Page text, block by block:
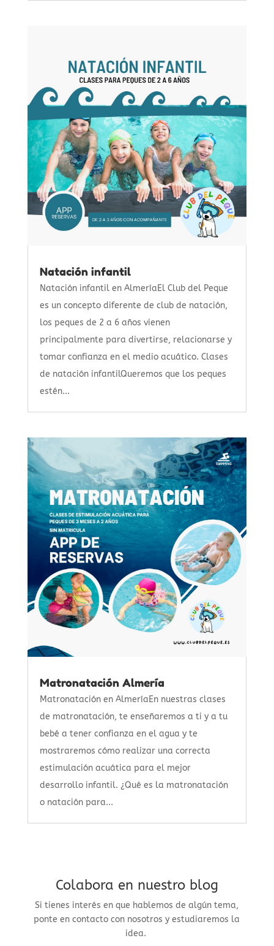
Natación infantil
Natación infantil en AlmeríaEl Club del Peque
es un concepto diferente de club de natación,
los peques de 2 a 6 años vienen
principalmente para divertirse, relacionarse y
tomar confianza en el medio acuático. Clases
de natación infantilQueremos que los peques
estén...
Matronatación Almería
Matronatación en AlmeríaEn nuestras clases
de matronatación, te enseñaremos a ti y a tu
bebé a tener confianza en el agua y te
mostraremos cómo realizar una correcta
estimulación acuática para el mejor
desarrollo infantil. ¿Qué es la matronatación
o natación para...
Colabora en nuestro blog
Si tienes interés en que hablemos de algún tema,
ponte en contacto con nosotros y estudiaremos la
idea.